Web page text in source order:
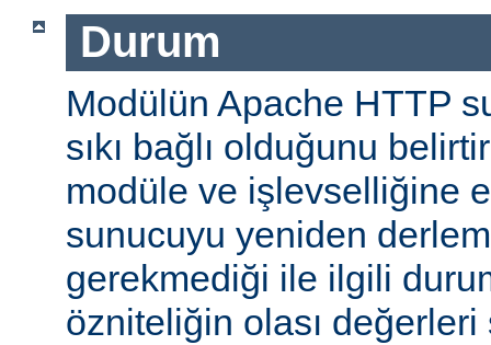
Durum
Modülün Apache HTTP
sıkı bağlı olduğunu
modüle ve işlevselliğine
sunucuyu yeniden
gerekmediği ile ilgili
özniteliğin olası değerleri